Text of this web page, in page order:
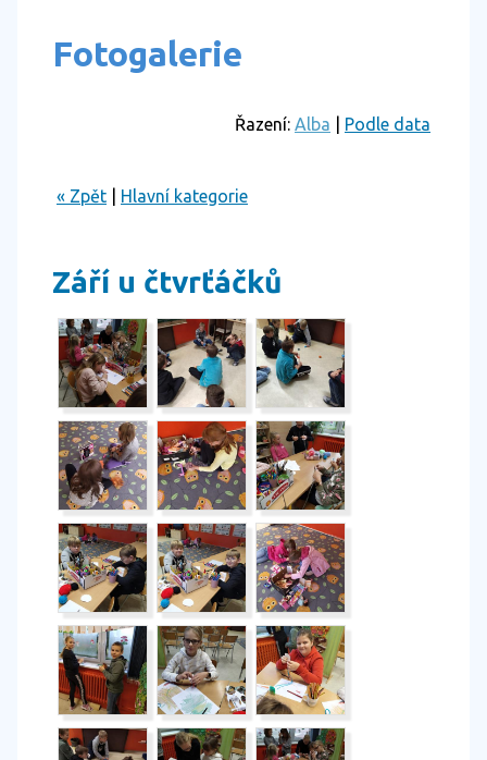
Fotogalerie
Řazení: Alba Podle data
« Zpět Hlavní kategorie
Září u čtvrťáčků